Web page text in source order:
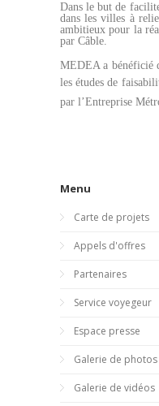
Dans le but de
dans les villes à
ambitieux pour la
par Câble.
MEDEA a bénéficié
les études de
par l’Entreprise
Menu
Carte de projets
Appels d'offres
Partenaires
Service voyegeur
Espace presse
Galerie de photos
Galerie de vidéos